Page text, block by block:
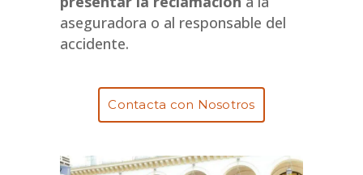
aseguradora o al responsable del
accidente.
Contacta con Nosotros